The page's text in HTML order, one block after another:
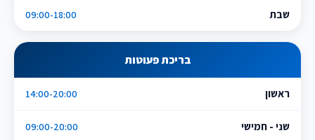
שבת 09:00-18:00
בריכת פעוטות
ראשון 14:00-20:00
שני - חמישי 09:00-20:00